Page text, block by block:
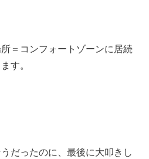
＝コンフォートゾーンに居続
す。
だったのに、最後に大叩きし